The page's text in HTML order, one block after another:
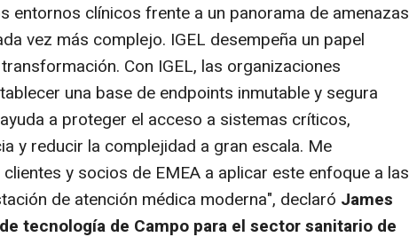
entornos clínicos frente a un panorama de amenazas
vez más complejo. IGEL desempeña un papel
Con IGEL, las organizaciones
una base de endpoints inmutable y segura
a proteger el acceso a sistemas críticos,
y reducir la complejidad a gran escala. Me
y socios de EMEA a aplicar este enfoque a las
de atención médica moderna", declaró James
tecnología de Campo para el sector sanitario de